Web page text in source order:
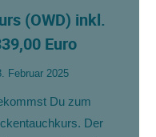
(OWD) inkl.
Euro
Februar 2025
Du zum
Der